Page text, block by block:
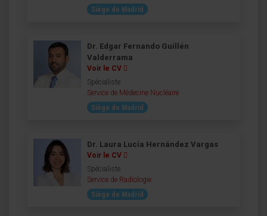
Siège de Madrid
Dr. Edgar Fernando Guillén
Valderrama
Voir le CV
Spécialiste
Service de Médecine Nucléaire
Siège de Madrid
Dr. Laura Lucía Hernández Vargas
Voir le CV
Spécialiste
Service de Radiologie
Siège de Madrid